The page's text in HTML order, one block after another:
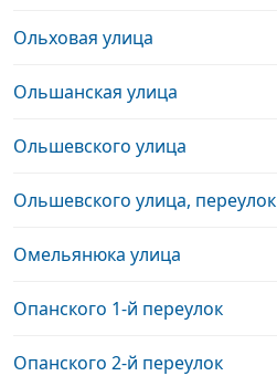
Ольховая улица
Ольшанская улица
Ольшевского улица
Ольшевского улица, переулок
Омельянюка улица
Опанского 1-й переулок
Опанского 2-й переулок